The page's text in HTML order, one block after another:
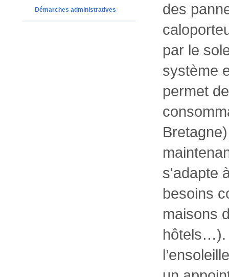
Démarches administratives
des
par le
système
permet
s'adapte
besoins
maisons
hôtels…).